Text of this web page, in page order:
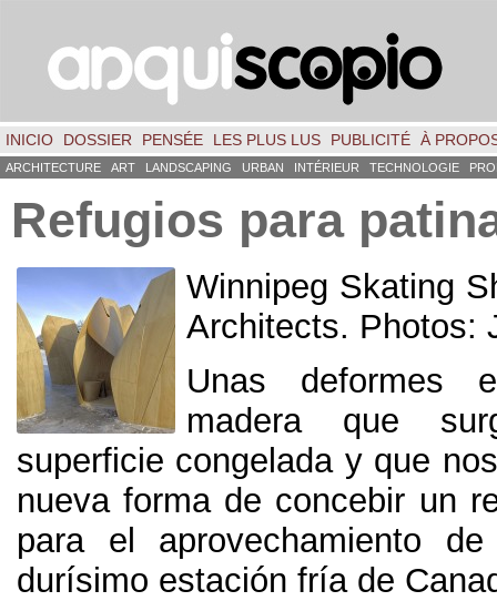
INICIO DOSSIER PENSÉE LES PLUS LUS PUBLICITÉ À
ARCHITECTURE ART LANDSCAPING URBAN INTÉRIEUR TECHNOLOGIE
Refugios para
Winnipeg Skating
Architects. Photos:
Unas deformes
madera que
superficie congelada y que
nueva forma de concebir un
para el aprovechamiento
durísimo estación fría de